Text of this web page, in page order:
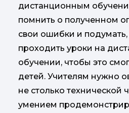
дистанционным
помнить о полученном
свои ошибки и
проходить уроки на
обучении, чтобы это
детей. Учителям нужно
не столько технической
умением